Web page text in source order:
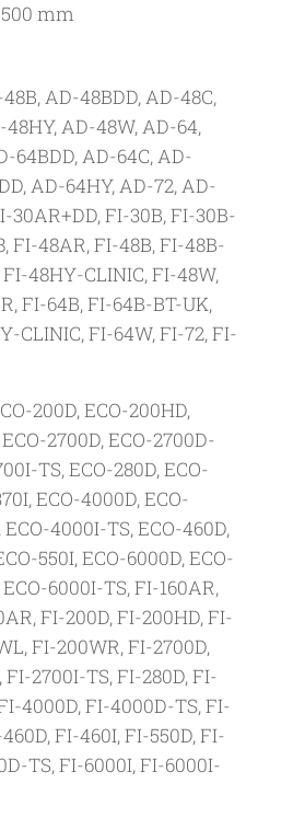
mm
AD-48BDD, AD-48C,
AD-48W, AD-64,
64BDD, AD-64C, AD-
AD-64HY, AD-72, AD-
30AR+DD, FI-30B, FI-30B-
FI-48AR, FI-48B, FI-48B-
48HY-CLINIC, FI-48W,
FI-64B, FI-64B-BT-UK,
CLINIC, FI-64W, FI-72, FI-
200D, ECO-200HD,
2700D, ECO-2700D-
TS, ECO-280D, ECO-
ECO-4000D, ECO-
4000I-TS, ECO-460D,
550I, ECO-6000D, ECO-
6000I-TS, FI-160AR,
FI-200D, FI-200HD, FI-
FI-200WR, FI-2700D,
2700I-TS, FI-280D, FI-
4000D, FI-4000D-TS, FI-
FI-460I, FI-550D, FI-
TS, FI-6000I, FI-6000I-